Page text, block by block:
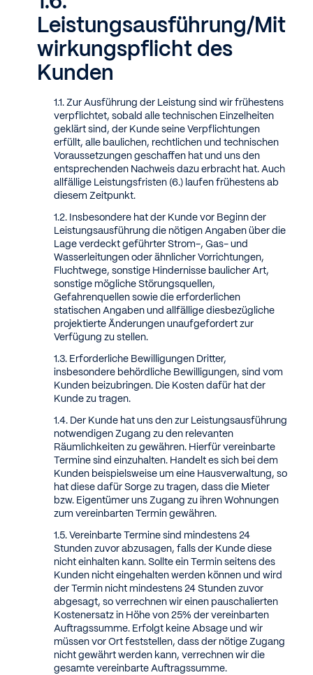
Leistungsausführung/Mit
wirkungspflicht des
Kunden
Zur Ausführung der Leistung sind wir frühestens
verpflichtet, sobald alle technischen Einzelheiten
geklärt sind, der Kunde seine Verpflichtungen
erfüllt, alle baulichen, rechtlichen und technischen
Voraussetzungen geschaffen hat und uns den
entsprechenden Nachweis dazu erbracht hat. Auch
allfällige Leistungsfristen (6.) laufen frühestens ab
diesem Zeitpunkt.
Insbesondere hat der Kunde vor Beginn der
Leistungsausführung die nötigen Angaben über die
Lage verdeckt geführter Strom-, Gas- und
Wasserleitungen oder ähnlicher Vorrichtungen,
Fluchtwege, sonstige Hindernisse baulicher Art,
sonstige mögliche Störungsquellen,
Gefahrenquellen sowie die erforderlichen
statischen Angaben und allfällige diesbezügliche
projektierte Änderungen unaufgefordert zur
Verfügung zu stellen.
Erforderliche Bewilligungen Dritter,
insbesondere behördliche Bewilligungen, sind vom
Kunden beizubringen. Die Kosten dafür hat der
Kunde zu tragen.
Der Kunde hat uns den zur Leistungsausführung
notwendigen Zugang zu den relevanten
Räumlichkeiten zu gewähren. Hierfür vereinbarte
Termine sind einzuhalten. Handelt es sich bei dem
Kunden beispielsweise um eine Hausverwaltung, so
hat diese dafür Sorge zu tragen, dass die Mieter
bzw. Eigentümer uns Zugang zu ihren Wohnungen
zum vereinbarten Termin gewähren.
Vereinbarte Termine sind mindestens 24
Stunden zuvor abzusagen, falls der Kunde diese
nicht einhalten kann. Sollte ein Termin seitens des
Kunden nicht eingehalten werden können und wird
der Termin nicht mindestens 24 Stunden zuvor
abgesagt, so verrechnen wir einen pauschalierten
Kostenersatz in Höhe von 25% der vereinbarten
Auftragssumme. Erfolgt keine Absage und wir
müssen vor Ort feststellen, dass der nötige Zugang
nicht gewährt werden kann, verrechnen wir die
gesamte vereinbarte Auftragssumme.